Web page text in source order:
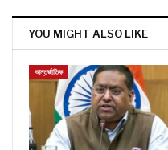
YOU MIGHT ALSO LIKE
আন্তর্জাতিক